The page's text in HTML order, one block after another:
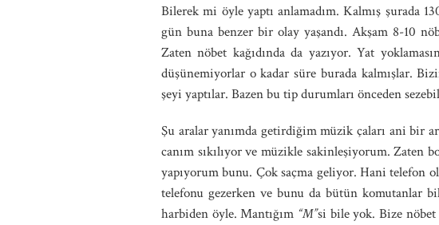
Bilerek mi öyle yaptı anlamadım. Kalmış şurada
gün buna benzer bir olay yaşandı. Akşam 8-10
Zaten nöbet kağıdında da yazıyor. Yat
düşünemiyorlar o kadar süre burada kalmışlar.
şeyi yaptılar. Bazen bu tip durumları önceden
Şu aralar yanımda getirdiğim müzik çaları ani bir
canım sıkılıyor ve müzikle sakinleşiyorum. Zaten
yapıyorum bunu. Çok saçma geliyor. Hani telefon
telefonu gezerken ve bunu da bütün komutanlar
harbiden öyle. Mantığım “M”si bile yok. Bize